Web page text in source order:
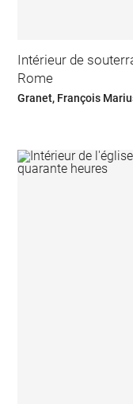
Intérieur de
Rome
Granet, François